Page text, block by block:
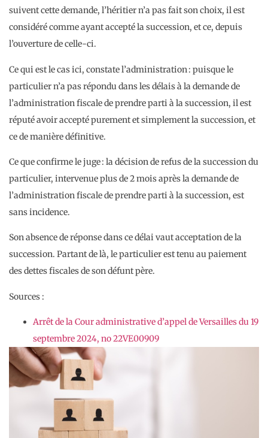
suivent cette demande, l’héritier n’a pas fait son choix, il est
considéré comme ayant accepté la succession, et ce, depuis
l’ouverture de celle-ci.
Ce qui est le cas ici, constate l’administration : puisque le
particulier n’a pas répondu dans les délais à la demande de
l’administration fiscale de prendre parti à la succession, il est
réputé avoir accepté purement et simplement la succession, et
ce de manière définitive.
Ce que confirme le juge : la décision de refus de la succession du
particulier, intervenue plus de 2 mois après la demande de
l’administration fiscale de prendre parti à la succession, est
sans incidence.
Son absence de réponse dans ce délai vaut acceptation de la
succession. Partant de là, le particulier est tenu au paiement
des dettes fiscales de son défunt père.
Sources :
Arrêt de la Cour administrative d’appel de Versailles du 19
septembre 2024, no 22VE00909